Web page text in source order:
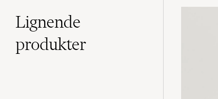
Lignende
produkter